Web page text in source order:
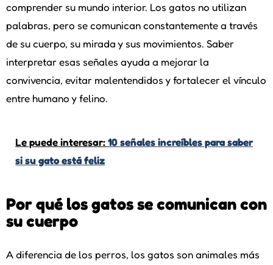
comprender su mundo interior. Los gatos no utilizan
palabras, pero se comunican constantemente a través
de su cuerpo, su mirada y sus movimientos. Saber
interpretar esas señales ayuda a mejorar la
convivencia, evitar malentendidos y fortalecer el vínculo
entre humano y felino.
Le puede interesar:10 señales increíbles para saber
si su gato está feliz
Por qué los gatos se comunican con
su cuerpo
A diferencia de los perros, los gatos son animales más